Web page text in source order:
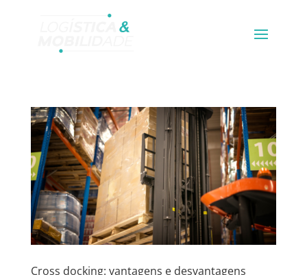
Cross docking: vantagens e desvantagens